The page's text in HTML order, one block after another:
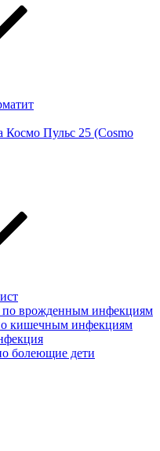
Космо Пульс 25 (Cosmo
врожденным инфекциям
кишечным инфекциям
болеющие дети